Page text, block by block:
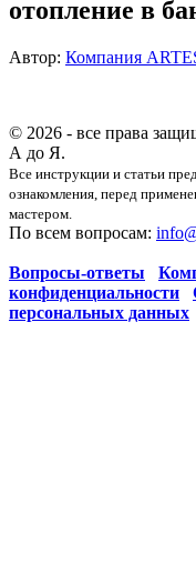
отопление в
Автор: Компания
© 2026 - все права
А до Я.
Все инструкции и статьи
ознакомления, перед
мастером.
По всем вопросам:
Вопросы-ответы
конфиденциальности
персональных данных